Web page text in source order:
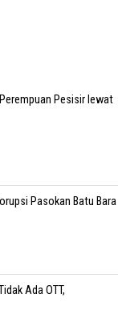
Pesisir lewat
Pasokan Batu Bara
Ada OTT,